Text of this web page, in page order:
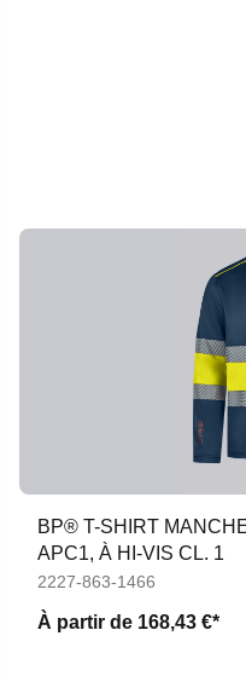
BP® T-SHIRT
APC1, À HI-VIS CL. 1
2227-863-1466
À partir de 168,43 €*